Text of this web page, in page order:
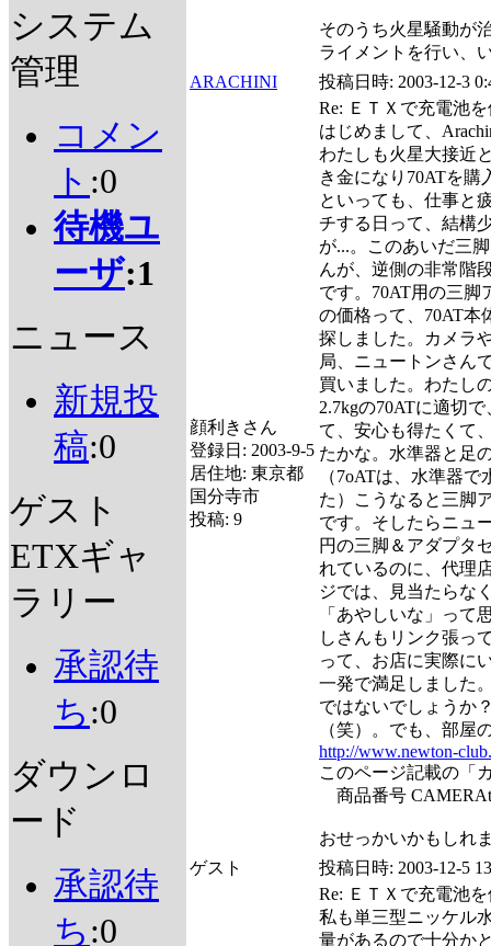
システム
管理
コメン
ト :0
待機ユ
ーザ:1
ニュース
新規投
稿:0
ゲスト
ETXギャ
ラリー
承認待
ち :0
ダウンロ
ード
承認待
ち :0
そのうち火星騒動が
ライメントを行い、
ARACHINI
投稿日時: 2003-12-3
顔利きさん
登録日: 2003-9-5
居住地: 東京都
国分寺市
投稿: 9
Re: ＥＴＸで充電池
はじめまして、
わたしも火星大接近
き金になり70ATを
といっても、仕事と
チする日って、結構
が...。このあいだ三
んが、逆側の非常階
です。70AT用の三脚
の価格って、70AT本
探しました。カメラ
局、ニュートンさん
買いました。わたし
2.7kgの70ATに適切
て、安心も得たくて
たかな。水準器と足
（7oATは、水準器
た）こうなると三脚
です。そしたらニュ
円の三脚＆アダプタ
れているのに、代理
ジでは、見当たらな
「あやしいな」って
しさんもリンク張っ
って、お店に実際に
一発で満足しました
ではないでしょうか
（笑）。でも、部屋
http://www.newton-
このページ記載の「
商品番号
おせっかいかもしれ
ゲスト
投稿日時: 2003-12-5
Re: ＥＴＸで充電池
私も単三型ニッケル
量があるので十分か